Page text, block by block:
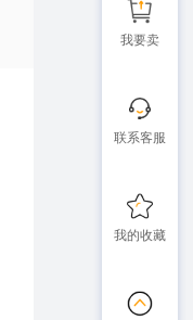
我要卖
联系客服
我的收藏